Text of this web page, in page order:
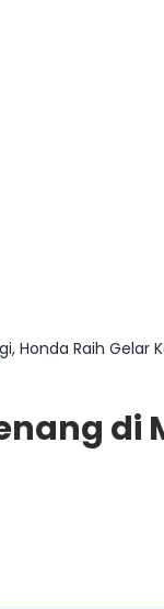
Honda Raih Gelar
di